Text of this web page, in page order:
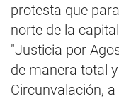
protesta que
norte de la
"Justicia por
de manera total
Circunvalación,